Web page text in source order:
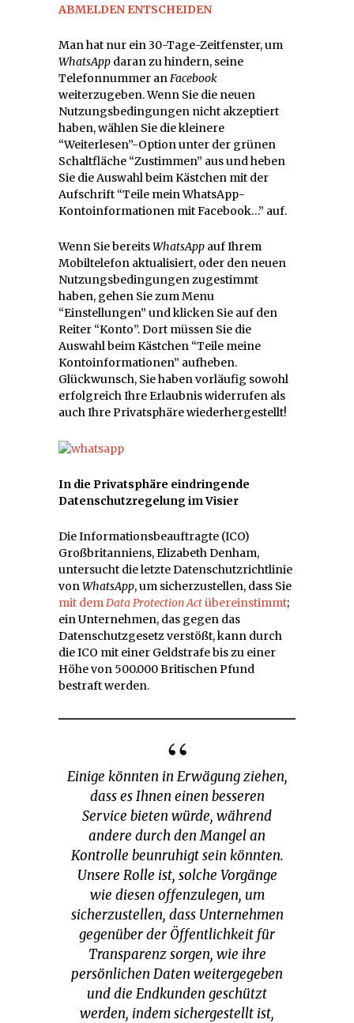
ABMELDEN ENTSCHEIDEN
Man hat nur ein 30-Tage-Zeitfenster, um
WhatsApp daran zu hindern, seine
Telefonnummer anFacebook
weiterzugeben. Wenn Sie die neuen
Nutzungsbedingungen nicht akzeptiert
haben, wählen Sie die kleinere
“Weiterlesen”-Option unter der grünen
Schaltfläche “Zustimmen” aus und heben
Sie die Auswahl beim Kästchen mit der
Aufschrift “Teile mein WhatsApp-
Kontoinformationen mit Facebook…” auf.
Wenn Sie bereitsWhatsApp auf Ihrem
Mobiltelefon aktualisiert, oder den neuen
Nutzungsbedingungen zugestimmt
haben, gehen Sie zum Menu
“Einstellungen” und klicken Sie auf den
Reiter “Konto”. Dort müssen Sie die
Auswahl beim Kästchen “Teile meine
Kontoinformationen” aufheben.
Glückwunsch, Sie haben vorläufig sowohl
erfolgreich Ihre Erlaubnis widerrufen als
auch Ihre Privatsphäre wiederhergestellt!
In die Privatsphäre eindringende
Datenschutzregelung im Visier
Die Informationsbeauftragte (ICO)
Großbritanniens, Elizabeth Denham,
untersucht die letzte Datenschutzrichtlinie
vonWhatsApp, um sicherzustellen, dass Sie
mit demData Protection Actübereinstimmt;
ein Unternehmen, das gegen das
Datenschutzgesetz verstößt, kann durch
die ICO mit einer Geldstrafe bis zu einer
Höhe von 500.000 Britischen Pfund
bestraft werden.
Einige könnten in Erwägung ziehen,
dass es Ihnen einen besseren
Service bieten würde, während
andere durch den Mangel an
Kontrolle beunruhigt sein könnten.
Unsere Rolle ist, solche Vorgänge
wie diesen offenzulegen, um
sicherzustellen, dass Unternehmen
gegenüber der Öffentlichkeit für
Transparenz sorgen, wie ihre
persönlichen Daten weitergegeben
und die Endkunden geschützt
werden, indem sichergestellt ist,